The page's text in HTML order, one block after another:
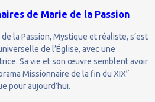
de Marie de la Passion
la Passion, Mystique et réaliste, s’est
de l’Église, avec une
Sa vie et son œuvre semblent avoir
Missionnaire de la fin du XIXe
pour aujourd’hui.